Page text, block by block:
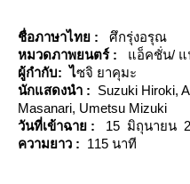
ชื่อภาษาไทย : ศึกรุ่งอรุณ
หมวดภาพยนตร์ : อ็คชั่น/ แ
ผู้กำกับ: ไซจิ ยาคุมะ
นักแสดงนำ : Suzuki Hiroki,
Masanari, Umetsu Mizuki
วันที่เข้าฉาย :
15 มิถุนายน
ความยาว : 115 นาที